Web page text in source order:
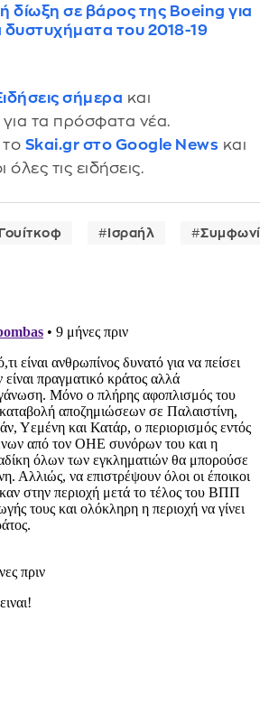
δίωξη σε βάρος της Boeing για
του 2018-19
σήμερα και
για τα πρόσφατα νέα.
Skai.gr στο Google News και
τις ειδήσεις.
Ισραήλ